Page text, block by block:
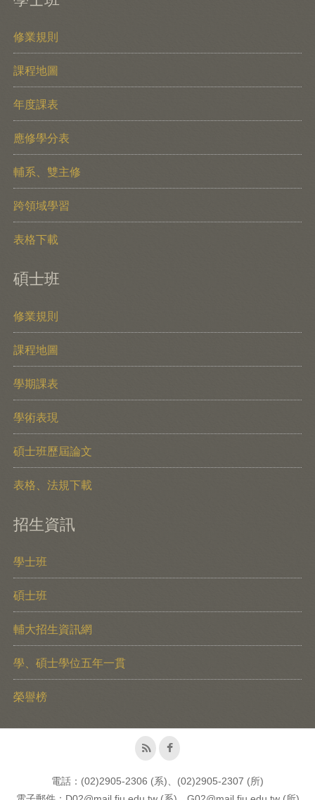
修業規則
課程地圖
年度課表
應修學分表
輔系、雙主修
跨領域學習
表格下載
碩士班
修業規則
課程地圖
學期課表
學術表現
碩士班歷屆論文
表格、法規下載
招生資訊
學士班
碩士班
輔大招生資訊網
學、碩士學位五年一貫
榮譽榜
電話：(02)2905-2306 (系)、(02)2905-2307 (所)